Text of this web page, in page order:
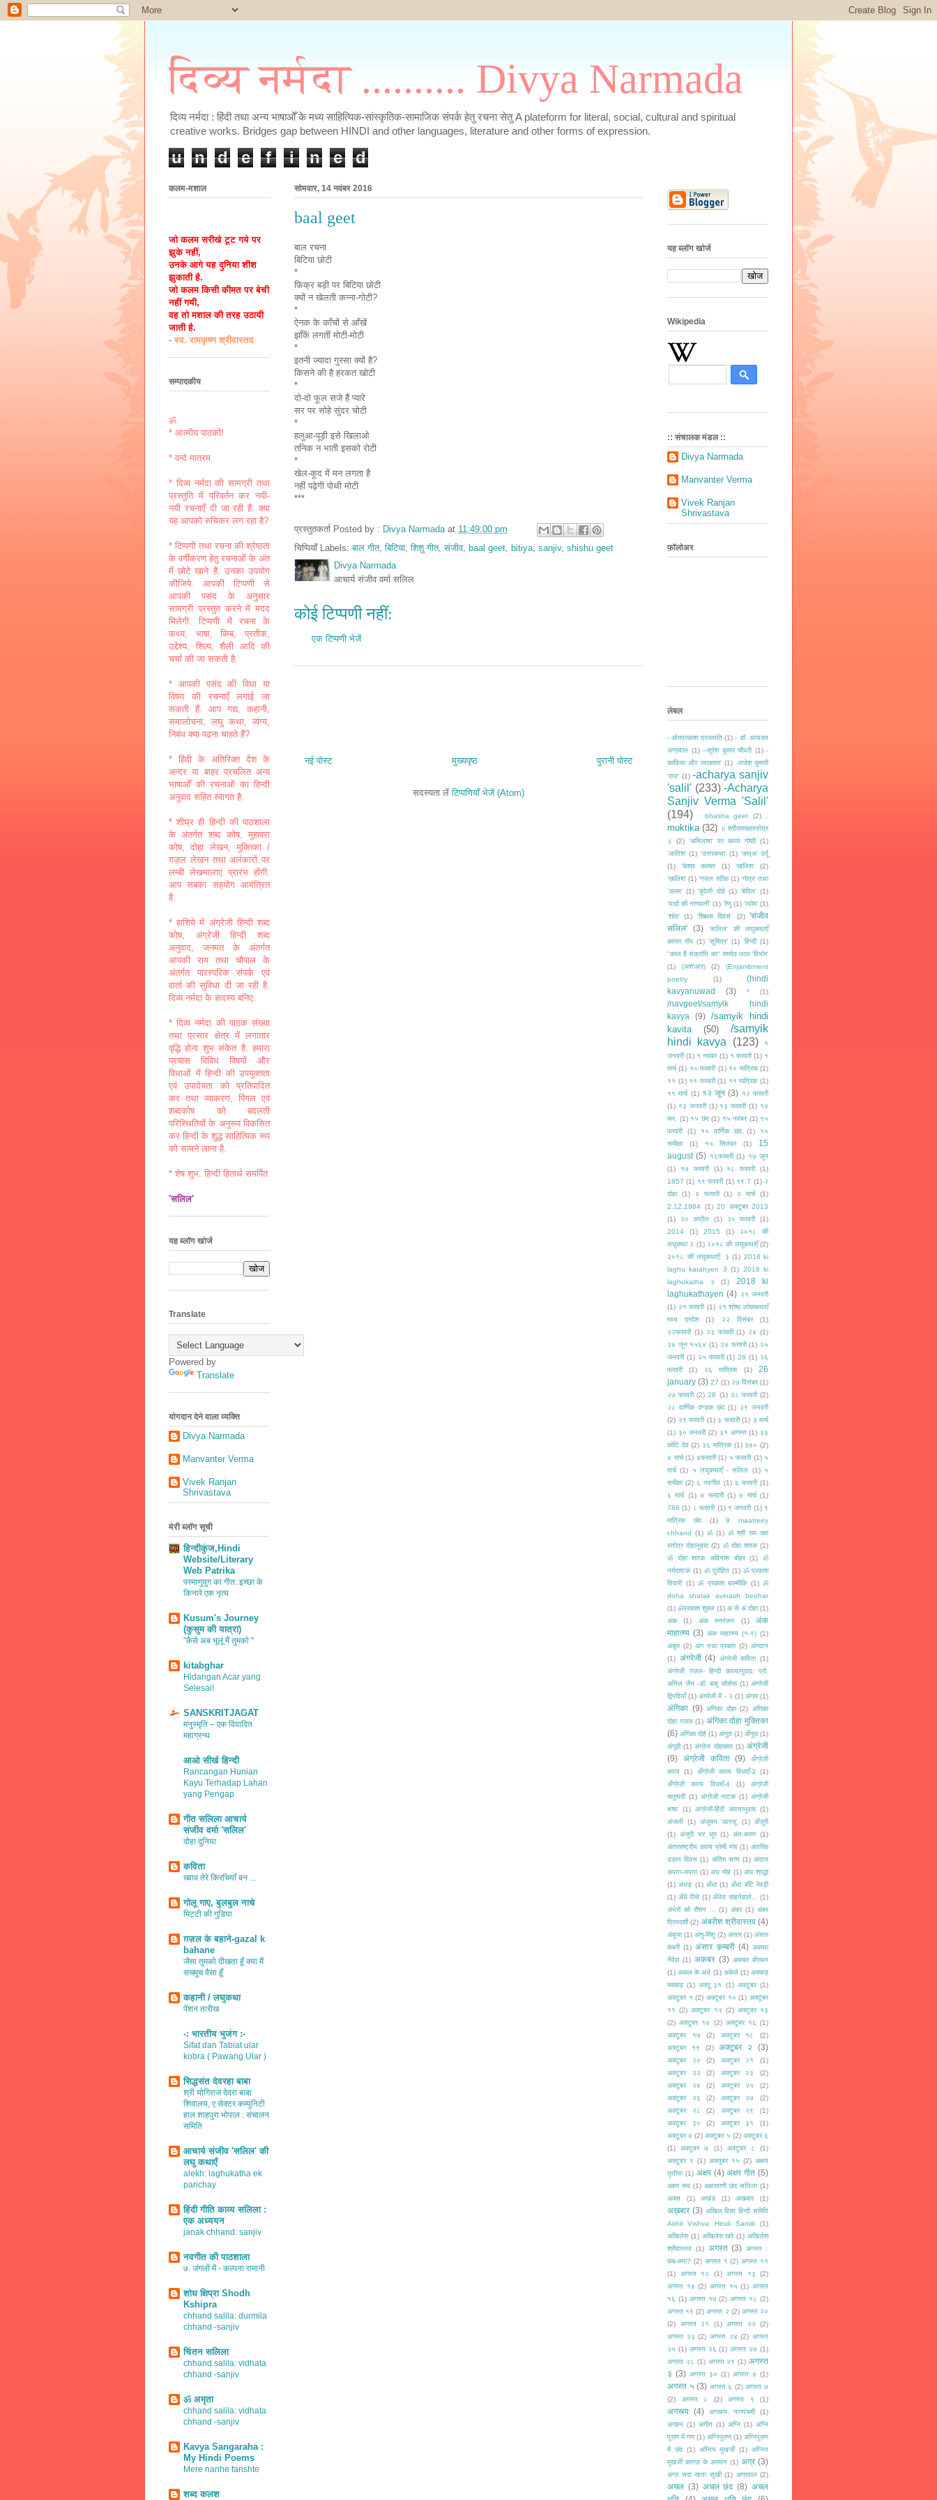
दिव्य नर्मदा .......... Divya Narmada
दिव्य नर्मदा : हिंदी तथा अन्य भाषाओँ के मध्य साहित्यिक-सांस्कृतिक-सामाजिक संपर्क हेतु रचना सेतु A plateform for literal, social, cultural and spiritual
creative works. Bridges gap between HINDI and other languages, literature and other forms of expression.
u n d e f i n e d
सोमवार, 14 नवंबर 2016
baal geet
बाल रचना
बिटिया छोटी
*
फ़िक्र बड़ी पर बिटिया छोटी
क्यों न खेलती कन्ना-गोटी?
*
ऐनक के काँचों से आँखें
झाँकें लगतीं मोटी-मोटी
*
इतनी ज्यादा गुस्सा क्यों है?
किसने की है हरकत खोटी
*
दो-दो फूल सजे हैं प्यारे
सर पर सोहे सुंदर चोटी
*
हलुआ-पूड़ी इसे खिलाओ
तनिक न भाती इसको रोटी
*
खेल-कूद में मन लगता है
नहीं पढ़ेगी पोथी मोटी
***
प्रस्तुतकर्ता Posted by : Divya Narmada at 11:49:00 pm
चिप्पियाँ Labels:बाल गीत,बिटिया ,शिशु गीत,संजीव, baal geet bitiya sanjiv, shishu geet
Divya Narmada
आचार्य संजीव वर्मा सलिल
कोई टिप्पणी नहीं:
एक टिप्पणी भेजें
नई पोस्ट पुरानी पोस्ट
मुख्यपृष्ठ
सदस्यता लेंटिप्पणियाँ भेजें (Atom)
कलम-मशाल
जो कलम सरीखे टूट गये पर
झुके नहीं,
उनके आगे यह दुनिया शीश
झुकाती है.
जो कलम किसी कीमत पर बेची
नहीं गयी,
वह तो मशाल की तरह उठायी
जाती है.
- स्व. रामकृष्ण श्रीवास्तव
सम्पादकीय
ॐ
* आत्मीय पाठकों!
* वन्दे मातरम.
* दिव्य नर्मदा की सामग्री तथा
प्रस्तुति में परिवर्तन कर नयी-
नयी रचनाएँ दी जा रही हैं. क्या
यह आपको रुचिकर लग रहा है?
* टिप्पणी तथा रचना की श्रेष्ठता
के वर्गीकरण हेतु रचनाओं के अंत
में छोटे खाने हैं. उनका उपयोग
कीजिये. आपकी टिप्पणी से
आपकी पसंद के अनुसार
सामग्री प्रस्तुत करने में मदद
मिलेगी. टिप्पणी में रचना के
कथ्य, भाषा, बिम्ब, प्रतीक,
उद्देश्य, शिल्प, शैली आदि की
चर्चा की जा सकती है.
* आपकी पसंद की विधा या
विषय की रचनाएँ लगाई जा
सकती हैं. आप गद्य, कहानी,
समालोचना, लघु कथा, व्यंग्य,
निबंध क्या पढना चाहते हैं?
* हिंदी के अतिरिक्त देश के
अन्दर या बाहर प्रचलित अन्य
भाषाओँ की रचनाओं का हिन्दी
अनुवाद सहित स्वागत है.
* शीघ्र ही हिन्दी की पाठशाला
के अंतर्गत शब्द कोष, मुहावरा
कोष, दोहा लेखन, मुक्तिका /
ग़ज़ल लेखन तथा अलंकारों पर
लम्बी लेखमालाएं प्रारंभ होंगी.
आप सबका सहयोग आमंत्रित
है.
* हाशिये में अंग्रेजी हिन्दी शब्द
कोष, अंग्रेजी हिन्दी शब्द
अनुवाद, जनमत के अंतर्गत
आपकी राय तथा चौपाल के
अंतर्गत पारस्परिक संपर्क एवं
वार्ता की सुविधा दी जा रही है.
दिव्य नर्मदा के सदस्य बनिए.
* दिव्य नर्मदा की पाठक संख्या
तथा प्रसार क्षेत्र में लगातार
वृद्धि होना शुभ संकेत है. हमारा
प्रयास विविध विषयों और
विधाओं में हिन्दी की उपयुक्तता
एवं उपादेयता को प्रतिपादित
कर तथा व्याकरण, पिंगल एवं
शब्दकोष को बदलती
परिस्थितियों के अनुरूप विकसित
कर हिन्दी के शुद्ध साहित्यिक रूप
को सामने लाना है.
* शेष शुभ. हिन्दी हितार्थ समर्पित
'सलिल'
यह ब्लॉग खोजें
Translate
Powered by
Translate
योगदान देने वाला व्यक्ति
Divya Narmada
Manvanter Verma
Vivek Ranjan
Shrivastava
मेरी ब्लॉग सूची
हिन्दीकुंज,Hindi
Website/Literary
Web Patrika
परमाणुयुग का गीत: इच्छा के
किनारे एक नृत्य
Kusum's Journey
(कुसुम की यात्रा)
"कैसे अब भूलूं मैं तुमको "
kitabghar
Hidangan Acar yang
Selesai!
SANSKRITJAGAT
मनुस्मृति – एक विवादित
महाग्रन्थ
आओ सीखें हिन्दी
Rancangan Hunian
Kayu Terhadap Lahan
yang Pengap
गीत सलिला आचार्य
संजीव वर्मा 'सलिल'
दोहा दुनिया
कविता
ख्वाव तेरे किरचियाँ बन ...
गोलू गाए, बुलबुल नाचे
मिट्टी की गुडिया
ग़ज़ल के बहाने-gazal k
bahane
जैसा तुमको दीखता हूँ क्या मैं
सचमुच वैसा हूँ
कहानी / लघुकथा
पेंशन तारीख
-: भारतीय भुजंग :-
Sifat dan Tabiat ular
kobra ( Pawang Ular )
सिद्धसंत देवरहा बाबा
श्री योगिराज देवरा बाबा
शिवालय, ए सेक्टर कम्युनिटी
हाल शाहपुरा भोपाल : संचालन
समिति
आचार्य संजीव 'सलिल' की
लघु कथाएँ
alekh: laghukatha ek
parichay
हिंदी गीति काव्य सलिला :
एक अध्ययन
janak chhand: sanjiv
नवगीत की पाठशाला
७. जंगलों में - कल्पना रामानी
शोध क्षिप्रा Shodh
Kshipra
chhand salila: durmila
chhand -sanjiv
चिंतन सलिला
chhand salila: vidhata
chhand -sanjiv
ॐ अमृता
chhand salila: vidhata
chhand -sanjiv
Kavya Sangaraha :
My Hindi Poems
Mere nanhe farishte
शब्द कलश
यह ब्लॉग खोजें
Wikipedia
:: संचालक मंडल ::
Divya Narmada
Manvanter Verma
Vivek Ranjan
Shrivastava
फ़ॉलोअर
लेबल
- ओमप्रकाश प्रजापति (1) - डॉ. अव्यक्त
अग्रवाल (1) --सुरेश कुमार चौधरी (1) -
काफ़िया और व्याकरण' (1) -राजेश कुमारी
‘राज‘ (1) -acharya sanjiv
'salil' (233) -Acharya
Sanjiv Verma 'Salil'
(194)
: bhasha geet (2)
muktika (32)
॥ श्रीरामरक्षास्तोत्र
॥
(2) 'अभिलाषा' पर काव्य गोष्ठी (1)
'आतिश' (1) 'उत्तरकथा' (1) 'कत्अ' उर्दू
(1)
'केशव कल्चर (1) 'खलिश'
(2)
’ख़लिश' (1) 'गज़ल रदीफ़ (1) 'गोत्र' तथा
'अल्ल' (1) 'बुंदेली दोहे (1) 'बेदिल' (1)
‘यादों की नागफनी’ (1) 'रेणु (1) 'व्योम' (1)
'शांत' (1) 'शिक्षक दिवस' (2) 'संजीव
सलिल'
(3)
'सलिल' की लघुकथाएँ
कान्ता रॉय (1) 'सुमित्र' (1) ‘हिन्दी (1)
"काल है संक्रांति का" रामदेव लाल 'विभोर'
(1)
(अश'आर) (2)
(Enjambment
poetry
(1)
(hindi
kavyanuwad
(3) * (1)
/navgeet/samyik hindi
kavya
(9)
/samyik hindi
kavita
(50)
/samyik
hindi kavya
(123)
१
जनवरी (1) १ नवंबर (1) १ फरवरी (1) १
मार्च (1) १० फरवरी (1) १० मात्रिक (1)
११ (1) ११ फरवरी (1) ११ मात्रिक (1)
११ मार्च (1) १२ जून (3) १२ फरवरी
(1) १३ जनवरी (1) १३ फरवरी (1) १४
फर. (1) १५ छंद (1) १५ नवंबर (1) १५
फरवरी
(1) १५ वार्णिक छंद (1)
१५
समीक्षा
(1) १५ सितंबर (1)
15
august (5) १६फरवरी (1) १७ जून
(1)
१७ फरवरी (1) १८ फरवरी
(1)
1857 (1) १९ फरवरी (1) १९.7 (1) २
दोहा
(1) २ फरवरी (1) २ मार्च
(1)
2.12.1984 (1) 20 अक्टूबर 2013
(1)
२० अप्रैल (1) २० फरवरी
(1)
2014
(1) 2015 (1)
२०१८ की
लघुकथा २ (1) २०१८ की लघुकथाएँ (2)
२०१८ की लघुकथाएँ: ३ (1) 2018 ki
laghu katahyen 3 (1) 2018 ki
laghukatha २
(1)
2018 ki
laghukathayen (4) २१ जनवरी
(1) २१ फरवरी (1) २१ श्रेष्ठ लोककथाएँ
मध्य प्रदेश
(1) २२ दिसंबर
(1)
२२फरवरी (1) २३ फरवरी (1) २४ (1)
२४ जून १५६४ (1) २४ फरवरी (1) २५
जनवरी (1) २५ फरवरी (1) 26 (1) २६
फरवरी
(1) २६ मात्रिक (1)
26
january (3) 27 (1) २७ दिसंबर (1)
२७ फरवरी (2) 28 (1) २८ फरवरी (2)
२८ वार्णिक दण्डक छंद (1) २९ जनवरी
(2) २९ फरवरी (1) ३ फरवरी (1) ३ मार्च
(1) ३० जनवरी (2) ३१ अगस्त (1) ३३
कोटि देव (2) ३६ मात्रिक (1) ३७० (2)
४ मार्च (1) ४फरवरी (1) ५ फरवरी (1) ५
मार्च (1) ५ लघुकथाएँ - सलिल (1) ५
समीक्षा (2) ६ नवगीत (1) ६ फरवरी (1)
६ मार्च (1) ७ फरवरी (1) ७ मार्च (1)
786 (1) ८ फरवरी (1) ९ जनवरी (1) ९
मात्रिक छंद
(1)
9 maatreey
chhand (1) ॐ (1) ॐ श्री राम रक्षा
स्तोत्र दोहानुवाद (2) ॐ दोहा शतक (1)
ॐ दोहा शतक अविनाश बोहर
(1)
ॐ
नर्मदाष्टकं (1) ॐ पुरोहित (1) ॐ प्रकाश
तिवारी (1) ॐ प्रकाश बाल्मीकि (1) ॐ
doha shatak avinash beohar
(1) ॐप्रकाश शुक्ल (1) अ से अं दोहा (1)
अंक
(1) अंक मनरंजन (1)
अंक
माहात्म्य (3) अंक माहात्म्य (१-९) (1)
अंकुर (2) अंग तथा प्रकार (2) अंगदान
(1) अंगरेजी (4) अंगरेजी कविता (1)
अंगरेजी ग़ज़ल- हिन्दी काव्यानुवाद: प्रो.
अनिल जैन -डॉ. बाबु जोसेफ (1) अंगरेजी
द्विपदियाँ (1) अंगरेजी में - २ (1) अंगार (1)
अंगिका (9) अंगिका दोहा (2) अंगिका
दोहा ग़ज़ल (1) अंगिका दोहा मुक्तिका
(6) अंगिका दोहे (1) अंगूठा (1) अँगूठा (1)
अंगूठी (1) अंग्रेज दोहाकार (1) अंग्रेजी
(9)
अंग्रेजी कविता (9)
अँग्रेज़ी
काव्य (1) अँग्रेज़ी काव्य विधाएँ-3
(1)
अँग्रेज़ी काव्य विधाएँ-4
(1)
अंग्रेजी
चतुष्पदी (1) अंग्रेजी नाटक (1) अंग्रेजी
भाषा
(1) अंग्रेजी-हिंदी काव्यानुवाद (1)
अंजली (1) अंजुमन 'आरज़ू' (1) अँजुरी
(1) अंजुरी भर धूप (1) अंतःकरण (1)
अंतरराष्ट्रीय काव्य प्रेमी मंच (1) अंतरिक्ष
उड़ान दिवस (1) अंतिम सत्य (1) अंदाज
अपना-अपना (1) अंध मोह (1) अंध श्रद्धा
(1) अंधड़ (1) अँधा (1) अँधा बाँटे रेवड़ी
(1) अँधे पीसे (1) अँधेरा चाहनेवाले...
(1)
अंधेरों को रौशन ...
(1) अंबर (1) अंबर
प्रियदर्शी (2) अंबरीश श्रीवास्तव (4)
अंबुजा (1) अंशु-मिंशू (2) अंसार (1) अंसार
कंबरी (1) अंसार क़म्बरी (4) अकथा
नैवेद्य (1) अकबर (3) अकबर बीरबल
(1) अकल के अंधे (1) अकेले (1) अक्कड़
मक्कड़ (1) अक्टू.३१ (1) अक्टूबर (1)
अक्टूबर १ (2) अक्टूबर १० (1) अक्टूबर
११ (2) अक्टूबर १२ (2) अक्टूबर १३
(2) अक्टूबर १४ (2) अक्टूबर १६ (1)
अक्टूबर १७
(2) अक्टूबर १८
(2)
अक्टूबर १९
(2) अक्टूबर २ (3)
अक्टूबर २० (2) अक्टूबर २१
(1)
अक्टूबर २२
(2) अक्टूबर २३
(2)
अक्टूबर २४
(2) अक्टूबर २५
(2)
अक्टूबर २६
(2) अक्टूबर २७
(2)
अक्टूबर २८
(2) अक्टूबर २९
(1)
अक्टूबर ३०
(2) अक्टूबर ३१
(1)
अक्टूबर ४ (2) अक्टूबर ५ (2) अक्टूबर ६
(1)
अक्टूबर ७ (1) अक्टूबर ८
(1)
अक्टूबर ९ (1) अक्तूबर १५ (2) अक्षय
तृतीया (1) अक्षर (4) अक्षर गीत (5)
अक्षर रूप (1) अक्षरवाणी छंद सलिला (1)
अक्स
(1) अखंड (1) अखबार (1)
अख़बार (3) अखिल विश्व हिन्दी समिति
Akhil Vishva Hindi Samiti
(1)
अखिलेश (1) अखिलेश खरे (1) अखिलेश
श्रीवास्तव (1) अगस्त (3) अगस्त :
कब-क्या? (2) अगस्त १ (2) अगस्त ११
(1)
अगस्त १२ (1) अगस्त १३
(2)
अगस्त १४ (2) अगस्त १५ (1) अगस्त
१६ (1) अगस्त १७ (2) अगस्त १८ (2)
अगस्त १९ (2) अगस्त २ (2) अगस्त २०
(2)
अगस्त २१ (1) अगस्त २२
(2)
अगस्त २३ (2) अगस्त २४ (2) अगस्त
२५ (1) अगस्त २६ (1) अगस्त २७ (1)
अगस्त २८ (1) अगस्त २९ (1) अगस्त
३ (3) अगस्त ३० (1) अगस्त ४ (1)
अगस्त ५ (3) अगस्त ६ (2) अगस्त ७
(2)
अगस्त ८ (2) अगस्त ९ (1)
अगस्त्य (4) अगस्त्य. नागपंचमी
(1)
अगहन (1) अगीत (1) अग्नि (1) अग्नि
पुराण में गण (1) अग्निपुराण (1) अग्निपुराण
में छंद (1) अग्निभ मुखर्जी (1) अग्निभ
मुखर्जी कागज़ के अरमान (1) अग्र (3)
अग्र सदा रहता सुखी (1) अग्रवाल (2)
अचल (3) अचल छंद (8) अचल